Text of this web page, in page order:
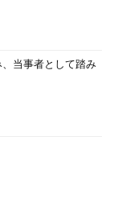
当事者として踏み